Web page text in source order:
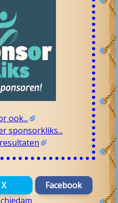
ook...
sponsorkliks...
X
Facebook